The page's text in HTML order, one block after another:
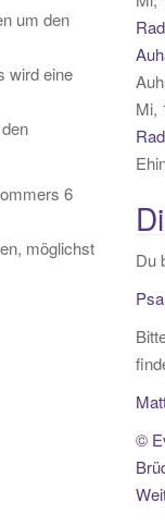
um den
wird eine
6
möglichst
Mi,
Du
©